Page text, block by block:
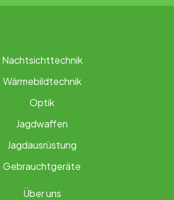
Nachtsichttechnik
Wärmebildtechnik
Optik
Jagdwaffen
Jagdausrüstung
Gebrauchtgeräte
Über uns